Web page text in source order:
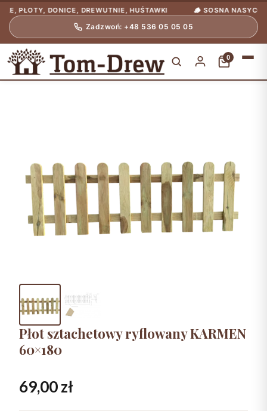
DONICE, DREWUTNIE, HUŚTAWKI 🪵 SOSNA NASYCONA
Zadzwoń: +48 536 05 05 05
0
Płot sztachetowy ryflowany KARMEN
60×180
69,00zł